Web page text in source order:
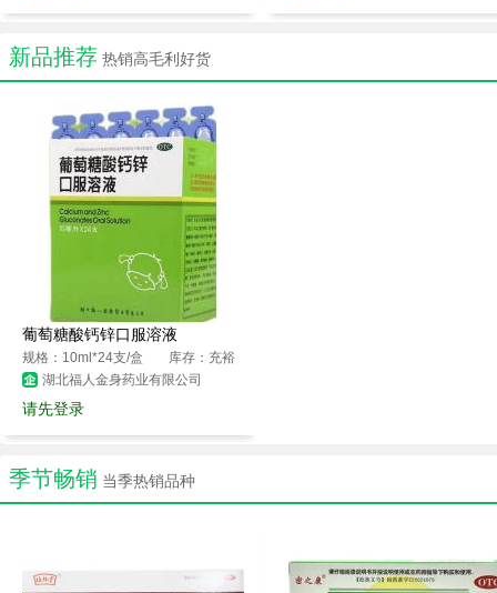
新品推荐 热销高毛利好货
葡萄糖酸钙锌口服溶液
规格：10ml*24支/盒
库存：充裕
湖北福人金身药业有限公司
请先登录
季节畅销 当季热销品种